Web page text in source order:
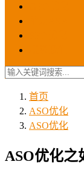
首页
ASO优化
ASO优化
ASO优化之